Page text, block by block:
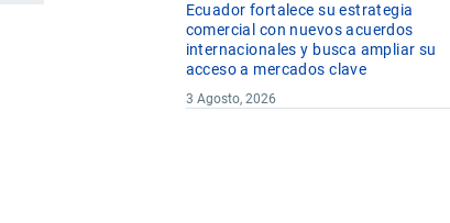
Ecuador fortalece su estrategia
comercial con nuevos acuerdos
internacionales y busca ampliar su
acceso a mercados clave
3 Agosto, 2026